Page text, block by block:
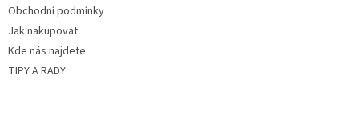
Obchodní podmínky
Jak nakupovat
Kde nás najdete
TIPY A RADY